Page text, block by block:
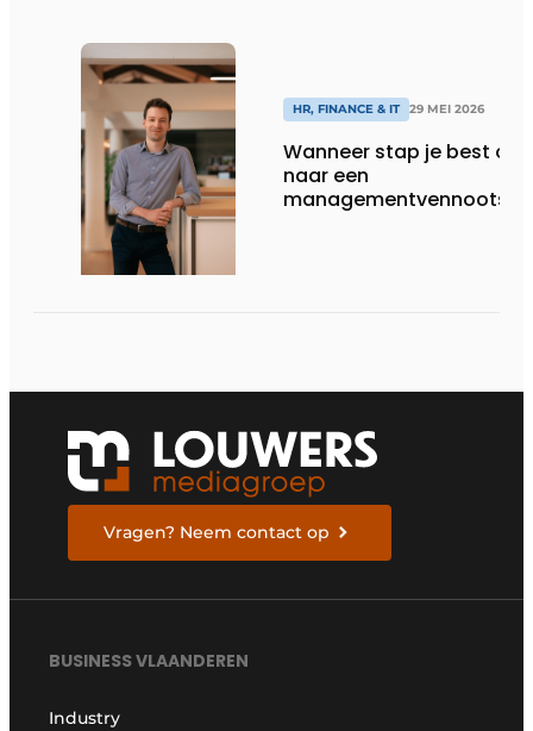
HR, FINANCE & IT 29 MEI 2026
Wanneer stap je best
naar een
Vragen? Neem contact op
BUSINESS VLAANDEREN
Industry